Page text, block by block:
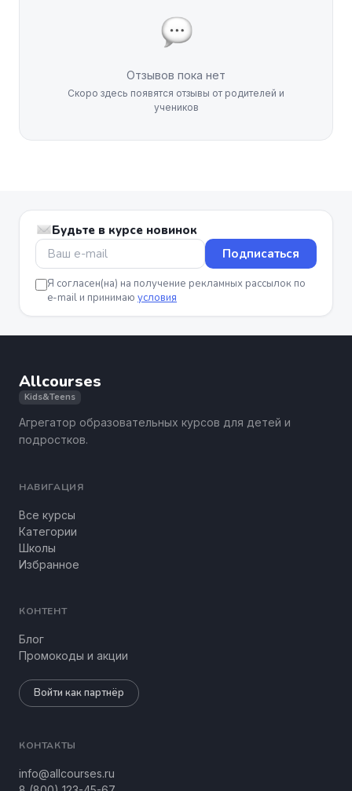
Отзывов пока нет
Скоро здесь появятся отзывы от родителей и
учеников
Будьте в курсе новинок
Подписаться
Я согласен(на) на получение рекламных рассылок по
e-mail и принимаю условия
Allcourses
Kids&Teens
Агрегатор образовательных курсов для детей и
подростков.
НАВИГАЦИЯ
Все курсы
Категории
Школы
Избранное
КОНТЕНТ
Блог
Промокоды и акции
Войти как партнёр
КОНТАКТЫ
info@allcourses.ru